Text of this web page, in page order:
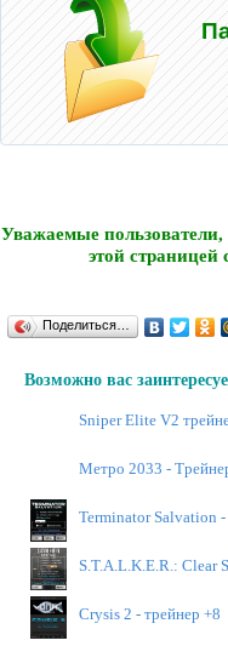
Уважаемые
этой страницей
Поделиться…
Возможно вас
Sniper Elite V2
Mетро 2033 -
Terminator Salvation -
S.T.A.L.K.E.R.: Clear
Crysis 2 - трейнер +8